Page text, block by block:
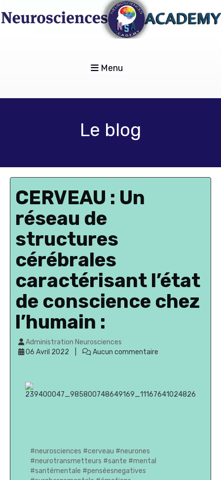
Menu
Le blog
CERVEAU : Un
réseau de
structures
cérébrales
caractérisant l’état
de conscience chez
l’humain :
Administration Neurosciences
06 Avril 2022
Aucun commentaire
#neurosciences #cerveau #neurones
#neurotransmetteurs #sante #mental
#santémentale #penséesnegatives